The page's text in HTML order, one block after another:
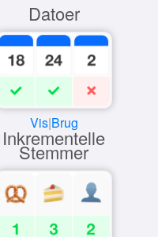
Datoer
Vis|Brug
Inkrementelle
Stemmer